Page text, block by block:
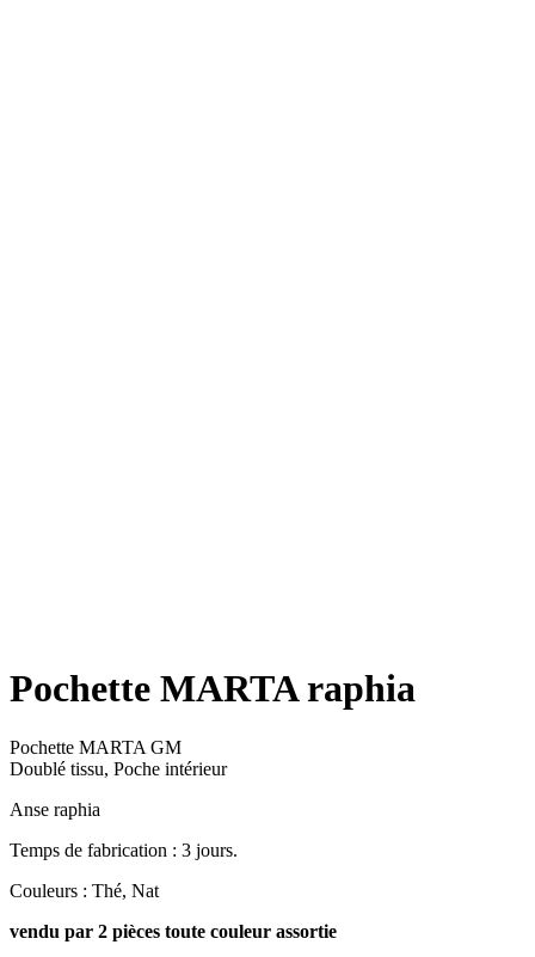
Pochette MARTA raphia
Pochette MARTA GM
Doublé tissu, Poche intérieur
Anse raphia
Temps de fabrication : 3 jours.
Couleurs : Thé, Nat
vendu par 2 pièces toute couleur assortie